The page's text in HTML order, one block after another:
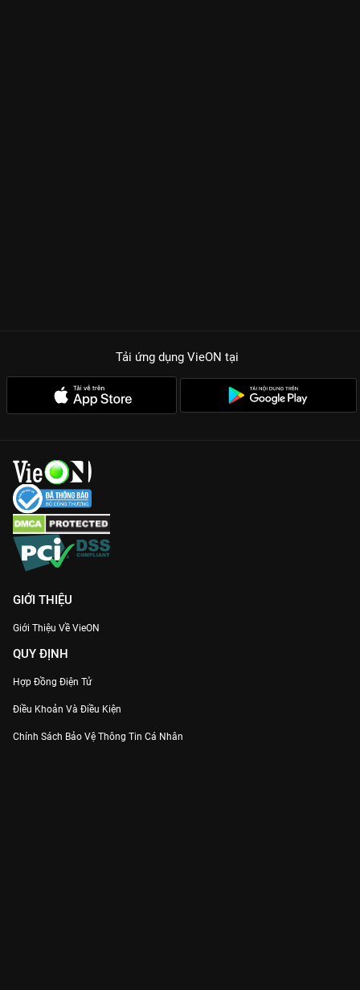
Tải ứng dụng VieON tại
GIỚI THIỆU
Giới Thiệu Về VieON
QUY ĐỊNH
Hợp Đồng Điện Tử
Điều Khoản Và Điều Kiện
Chính Sách Bảo Vệ Thông Tin Cá Nhân